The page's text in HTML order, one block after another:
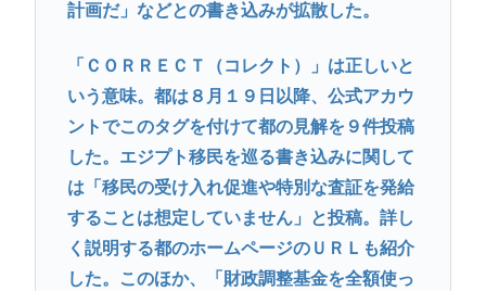
計画だ」などとの書き込みが拡散した。
「ＣＯＲＲＥＣＴ（コレクト）」は正しいと
いう意味。都は８月１９日以降、公式アカウ
ントでこのタグを付けて都の見解を９件投稿
した。エジプト移民を巡る書き込みに関して
は「移民の受け入れ促進や特別な査証を発給
することは想定していません」と投稿。詳し
く説明する都のホームページのＵＲＬも紹介
した。このほか、「財政調整基金を全額使っ